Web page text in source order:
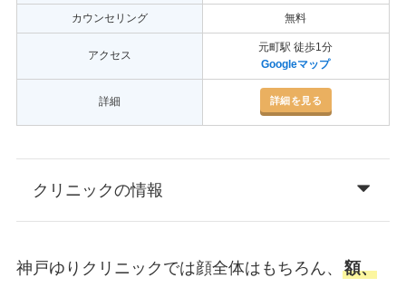
カウンセリング 無料
アクセス
元町駅 徒歩1分
Googleマップ
詳細 詳細を見る
クリニックの情報
神戸ゆりクリニックでは顔全体はもちろん、 額、